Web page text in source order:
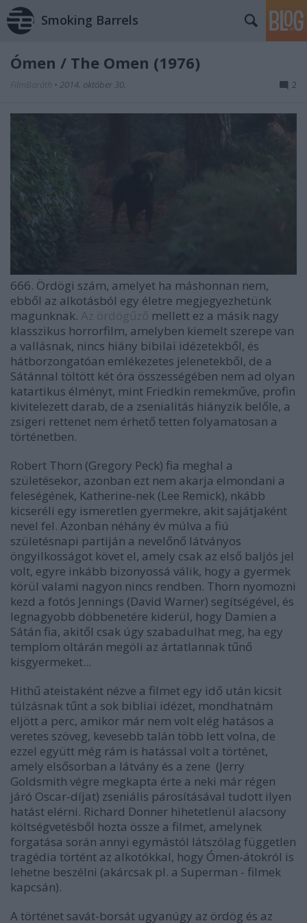
Smoking Barrels
Ómen / The Omen (1976)
• 2014. október 30. 2
666. Ördögi szám, amelyet ha máshonnan nem,
ebből az alkotásból egy életre megjegyezhetünk
magunknak.
mellett ez a másik nagy
klasszikus horrorfilm, amelyben kiemelt szerepe van
a vallásnak, nincs hiány bibilai idézetekből, és
hátborzongatóan emlékezetes jelenetekből, de a
Sátánnal töltött két óra összességében nem ad olyan
katartikus élményt, mint Friedkin remekműve, profin
kivitelezett darab, de a zsenialitás hiányzik belőle, a
zsigeri rettenet nem érhető tetten folyamatosan a
történetben.
Robert Thorn (Gregory Peck) fia meghal a
születésekor, azonban ezt nem akarja elmondani a
feleségének, Katherine-nek (Lee Remick), nkább
kicseréli egy ismeretlen gyermekre, akit sajátjaként
nevel fel. Azonban néhány év múlva a fiú
születésnapi partiján a nevelőnő látványos
öngyilkosságot követ el, amely csak az első baljós jel
volt, egyre inkább bizonyossá válik, hogy a gyermek
körül valami nagyon nincs rendben. Thorn nyomozni
kezd a fotós Jennings (David Warner) segítségével, és
legnagyobb döbbenetére kiderül, hogy Damien a
Sátán fia, akitől csak úgy szabadulhat meg, ha egy
templom oltárán megöli az ártatlannak tűnő
kisgyermeket...
Hithű ateistaként nézve a filmet egy idő után kicsit
túlzásnak tűnt a sok bibliai idézet, mondhatnám
eljött a perc, amikor már nem volt elég hatásos a
veretes szöveg, kevesebb talán több lett volna, de
ezzel együtt még rám is hatással volt a történet,
amely elsősorban a látvány és a zene (Jerry
Goldsmith végre megkapta érte a neki már régen
járó Oscar-díjat) zseniális párosításával tudott ilyen
hatást elérni. Richard Donner hihetetlenül alacsony
költségvetésből hozta össze a filmet, amelynek
forgatása során annyi egymástól látszólag független
tragédia történt az alkotókkal, hogy Ómen-átokról is
lehetne beszélni (akárcsak pl. a Superman - filmek
kapcsán).
A történet savát-borsát ugyanúgy az ördög és az